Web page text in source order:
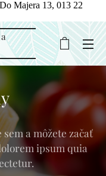
Majera 13, 013 22
a môžete začať
ipsum quia